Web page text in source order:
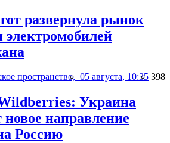
развернула рынок
электромобилей
пространство, 05 августа, 10:35 398
Украина
направление
Россию